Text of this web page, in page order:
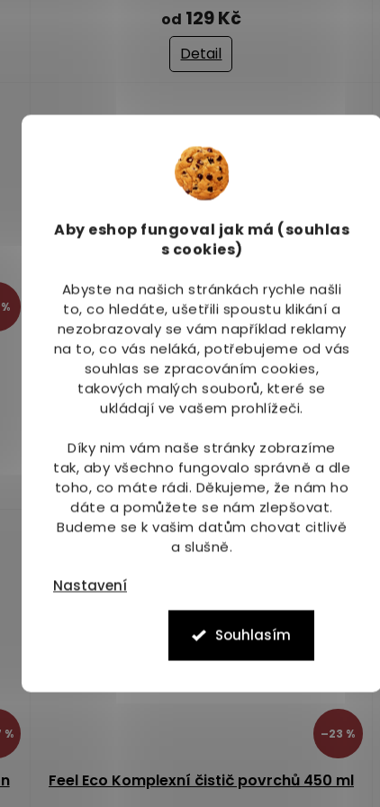
Aby eshop fungoval jak má (souhlas
s cookies)
Abyste na našich stránkách rychle našli
to, co hledáte, ušetřili spoustu klikání a
nezobrazovaly se vám například reklamy
na to, co vás neláká, potřebujeme od vás
souhlas se zpracováním cookies,
takových malých souborů, které se
ukládají ve vašem prohlížeči.
Díky nim vám naše stránky zobrazíme
tak, aby všechno fungovalo správně a dle
toho, co máte rádi. Děkujeme, že nám ho
dáte a pomůžete se nám zlepšovat.
Budeme se k vašim datům chovat citlivě
a slušně.
Nastavení
Souhlasím
od 129 Kč
Detail
–9 %
Feel Eco Čistič oken a skel 450 g
Skladem(3 ks)
99 Kč
Do košíku
% –23 %
Feel Eco Komplexní čistič povrchů 450 ml